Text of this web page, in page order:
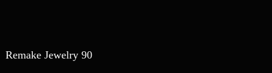
Remake Jewelry 90